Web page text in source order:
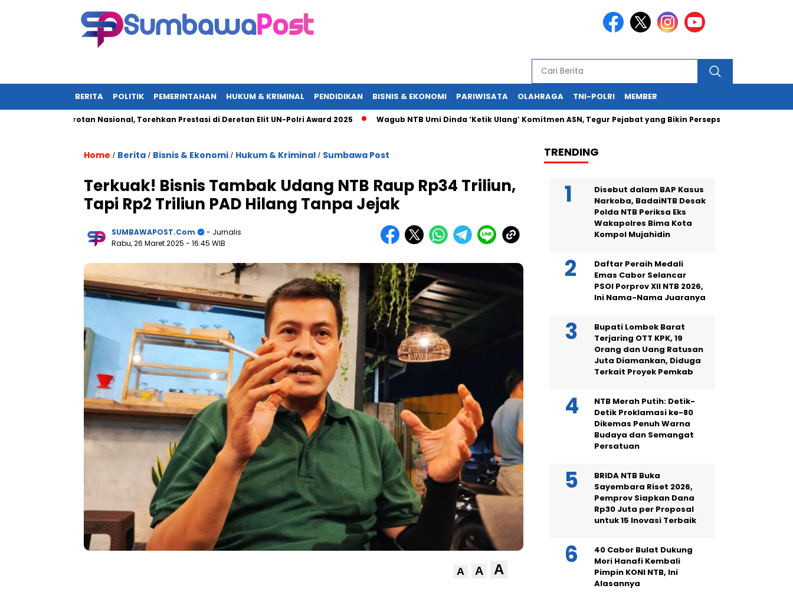
BERITA POLITIK PEMERINTAHAN HUKUM & KRIMINAL PENDIDIKAN BISNIS & EKONOMI PARIWISATA OLAHRAGA TNI-POLRI MEMBER
Jadi Sorotan Nasional, Torehkan Prestasi di Deretan Elit UN-Polri Award 2025 Wagub NTB Umi Dinda ‘Ketik Ulang’ Komitmen ASN, Tegur Pejabat yang Bikin Persepsi Negatif
Home / Berita / Bisnis & Ekonomi / Hukum & Kriminal / Sumbawa Post
Terkuak! Bisnis Tambak Udang NTB Raup Rp34 Triliun,
Tapi Rp2 Triliun PAD Hilang Tanpa Jejak
SUMBAWAPOST.com
- Jurnalis
Rabu, 26 Maret 2025 - 16:45 WIB
A A A
TRENDING
Disebut dalam BAP Kasus
Narkoba, BadaiNTB Desak
Polda NTB Periksa Eks
Wakapolres Bima Kota
Kompol Mujahidin
Daftar Peraih Medali
Emas Cabor Selancar
PSOI Porprov XII NTB 2026,
Ini Nama-Nama Juaranya
Bupati Lombok Barat
Terjaring OTT KPK, 19
Orang dan Uang Ratusan
Juta Diamankan, Diduga
Terkait Proyek Pemkab
NTB Merah Putih: Detik-
Detik Proklamasi ke-80
Dikemas Penuh Warna
Budaya dan Semangat
Persatuan
BRIDA NTB Buka
Sayembara Riset 2026,
Pemprov Siapkan Dana
Rp30 Juta per Proposal
untuk 15 Inovasi Terbaik
40 Cabor Bulat Dukung
Mori Hanafi Kembali
Pimpin KONI NTB, Ini
Alasannya